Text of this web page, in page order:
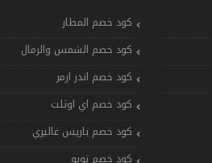
كود خصم المطار
كود خصم الشمس والرمال
كود خصم اندر ارمر
كود خصم اي اوتلت
كود خصم باريس غاليري
كود خصم تويو